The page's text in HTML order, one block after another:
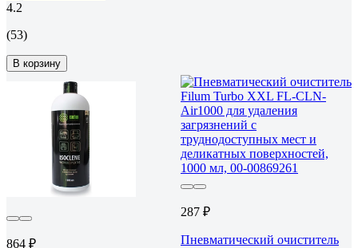
4.2
(53)
В корзину
864 ₽
287 ₽
Пневматический очиститель